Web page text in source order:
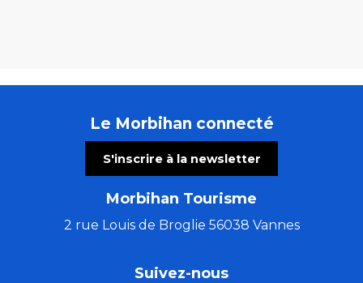
Le Morbihan connecté
S'inscrire à la newsletter
Morbihan Tourisme
2 rue Louis de Broglie 56038 Vannes
Suivez-nous